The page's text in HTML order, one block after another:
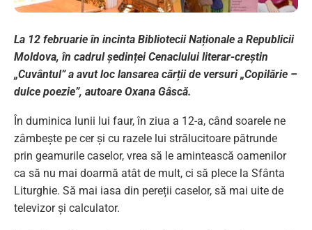
La 12 februarie în incinta Bibliotecii Naționale a Republicii
Moldova, în cadrul ședinței Cenaclului literar-creștin
„Cuvântul” a avut loc lansarea cărții de versuri „Copilărie –
dulce poezie”, autoare Oxana Gâscă.
În duminica lunii lui faur, în ziua a 12-a, când soarele ne
zâmbește pe cer și cu razele lui strălucitoare pătrunde
prin geamurile caselor, vrea să le amintească oamenilor
ca să nu mai doarmă atât de mult, ci să plece la Sfânta
Liturghie. Să mai iasa din pereții caselor, să mai uite de
televizor și calculator.